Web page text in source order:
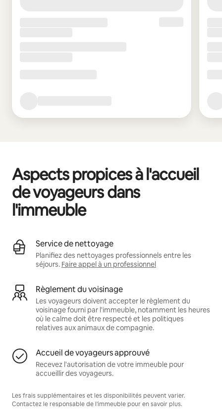
Aspects propices à l'accueil
de voyageurs dans
l'immeuble
Service de nettoyage
Planifiez des nettoyages professionnels entre les
séjours. Faire appel à un professionnel
Règlement du voisinage
Les voyageurs doivent accepter le règlement du
voisinage fourni par l'immeuble, notamment les heures
où le calme doit être respecté et les politiques
relatives aux animaux de compagnie.
Accueil de voyageurs approuvé
Recevez l'autorisation de votre immeuble pour
accueillir des voyageurs.
Les frais supplémentaires et les disponibilités peuvent varier.
Contactez le responsable de l'immeuble pour en savoir plus.